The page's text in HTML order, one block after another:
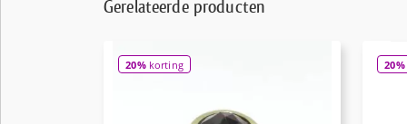
Gerelateerde producten
20%korting 20%